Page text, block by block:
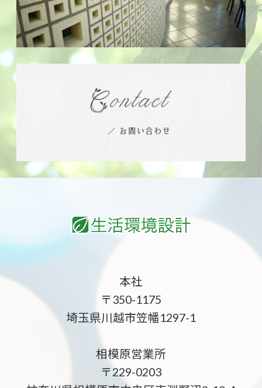
本社
〒350-1175
埼玉県川越市笠幡1297-1
相模原営業所
〒229-0203